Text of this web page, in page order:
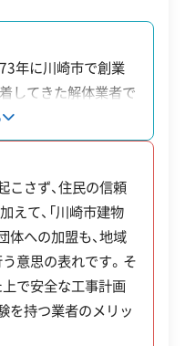
公園に面した高さ1.
える危険なブロッ
どの撤去。※契約前
必須。
和7年度（2025年
もって終了しまし
ては、川崎市の発
彰・受賞
現場清掃
貢献・ボランティア
不要品回収
不要品買取
土地活用
滅失登記
業日連絡
土対応
日祝対応
年に川崎市で創業
してきた解体業者で
を推進し、廃棄物の
す。地元の「川崎市
おり、ブロック塀
解体まで幅広く対応
こさず、住民の信頼
えて、「川崎市建物
体への加盟も、地域
意思の表れです。そ
で安全な工事計画
を持つ業者のメリッ